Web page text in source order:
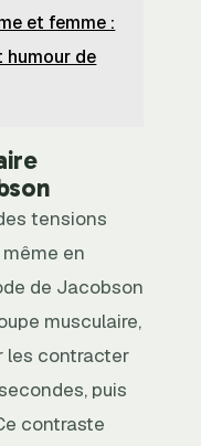
et femme :
humour de
tensions
en
de Jacobson
musculaire,
les contracter
puis
contraste